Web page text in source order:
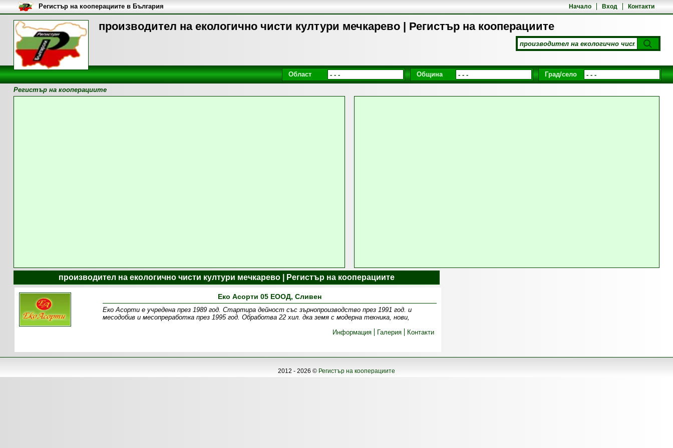
производител на екологично чисти култури мечкарево | Регистър на кооперациите
Начало Вход Контакти
Регистър на кооперациите в България
Област Община Град/село
Регистър на кооперациите
производител на екологично чисти култури мечкарево | Регистър на кооперациите
Еко Асорти 05 ЕООД, Сливен
Еко Асорти е учредена през 1989 год. Стартира дейност със зърнопроизводство през 1991 год. и
месодобив и месопреработка през 1995 год. Обработва 22 хил. дка земя c модерна техника, нови,
Информация
Галерия Контакти
2012 - 2026 © Регистър на кооперациите